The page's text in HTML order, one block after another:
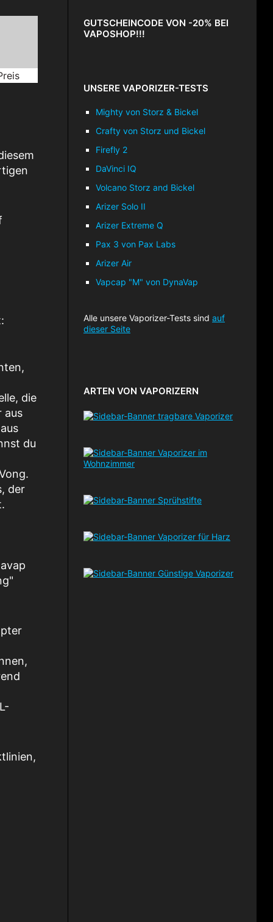
die
aus
du
der
GUTSCHEINCODE VON -20% BEI
VAPOSHOP!!!
UNSERE VAPORIZER-TESTS
Mighty von Storz & Bickel
Crafty von Storz und Bickel
Firefly 2
DaVinci IQ
Volcano Storz and Bickel
Arizer Solo II
Arizer Extreme Q
Pax 3 von Pax Labs
Arizer Air
Vapcap "M" von DynaVap
Alle unsere Vaporizer-Tests sind auf
dieser Seite
ARTEN VON VAPORIZERN